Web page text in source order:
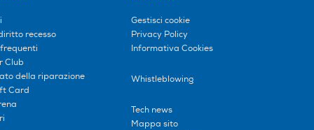
recesso
Club
della riparazione
Card
Gestisci cookie
Privacy Policy
Informativa Cookies
Whistleblowing
Tech news
Mappa sito